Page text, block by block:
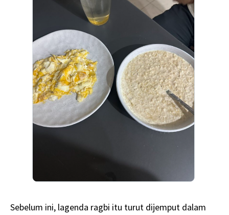
Sebelum ini, lagenda ragbi itu turut dijemput dalam